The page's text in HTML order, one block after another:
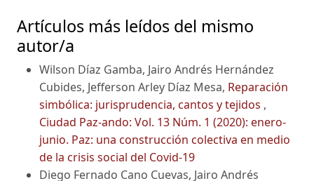
Artículos más leídos del mismo
autor/a
Wilson Díaz Gamba, Jairo Andrés Hernández
Cubides, Jefferson Arley Díaz Mesa, Reparación
simbólica: jurisprudencia, cantos y tejidos ,
Ciudad Paz-ando: Vol. 13 Núm. 1 (2020): enero-
junio. Paz: una construcción colectiva en medio
de la crisis social del Covid-19
Diego Fernado Cano Cuevas, Jairo Andrés